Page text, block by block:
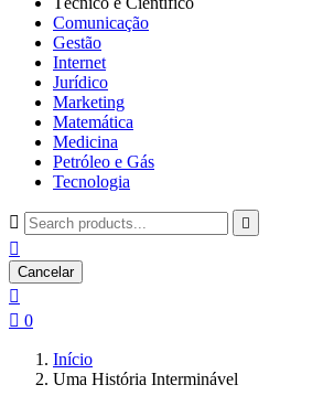
Comunicação
Gestão
Internet
Jurídico
Marketing
Matemática
Medicina
Petróleo e Gás
Tecnologia
 

Cancelar

 0
Início
Uma História Interminável